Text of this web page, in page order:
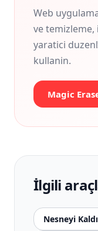
Web
ve
yaratici
kullanin.
Magic
İlgili
Nesneyi